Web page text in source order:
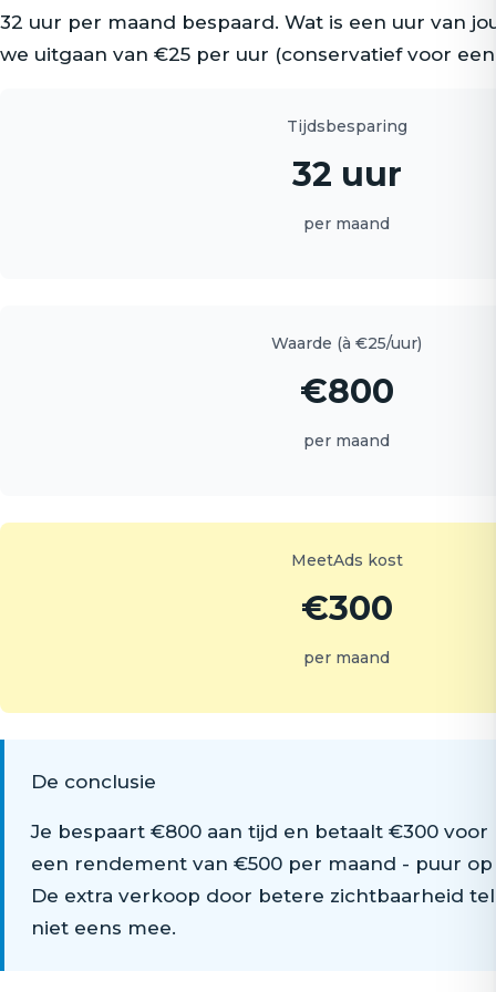
32 uur per maand bespaard. Wat is een uur van
we uitgaan van €25 per uur (conservatief voor
Tijdsbesparing
32 uur
per maand
Waarde (à €25/uur)
€800
per maand
MeetAds kost
€300
per maand
De conclusie
Je bespaart €800 aan tijd en betaalt €300 voor
een rendement van €500 per maand - puur
De extra verkoop door betere zichtbaarheid
niet eens mee.